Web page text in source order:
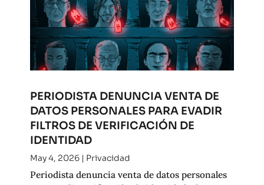
PERIODISTA DENUNCIA VENTA DE
DATOS PERSONALES PARA EVADIR
FILTROS DE VERIFICACIÓN DE
IDENTIDAD
May 4, 2026| Privacidad
Periodista denuncia venta de datos personales